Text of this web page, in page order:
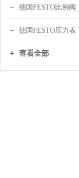
德国FESTO比例阀
德国FESTO压力表
查看全部